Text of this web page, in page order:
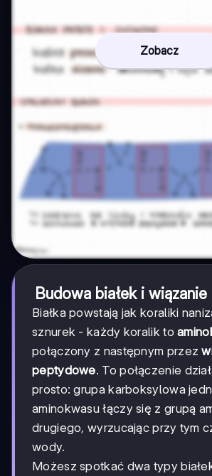
Zobacz
Budowa białek i
Białka powstają jak koraliki
sznurek - każdy koralik to
połączony z następnym przez
peptydowe. To połączenie
prosto: grupa karboksylowa
aminokwasu łączy się z grupą
drugiego, wyrzucając przy tym
wody.
Możesz spotkać dwa typy